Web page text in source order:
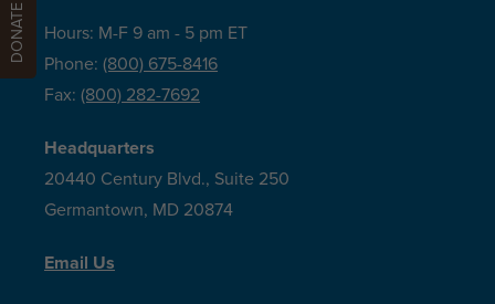
Hours: M-F 9 am - 5 pm ET
Phone: (800) 675-8416
Fax: (800) 282-7692
Headquarters
20440 Century Blvd., Suite 250
Germantown, MD 20874
Email Us
DONATE